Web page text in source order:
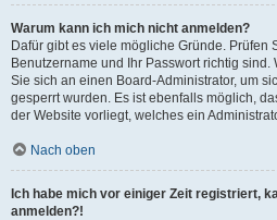
Warum kann ich mich nicht anmelden?
Dafür gibt es viele mögliche Gründe. Prüfen
Benutzername und Ihr Passwort richtig
Sie sich an einen Board-Administrator, um
gesperrt wurden. Es ist ebenfalls möglich,
der Website vorliegt, welches ein
Nach oben
Ich habe mich vor einiger Zeit registriert,
anmelden?!